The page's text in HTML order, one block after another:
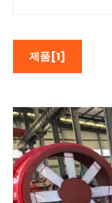
제품[1]